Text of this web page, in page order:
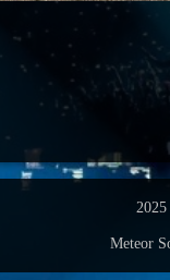
2025
Meteor